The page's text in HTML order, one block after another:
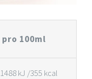
pro 100ml
1488 kJ /355 kcal